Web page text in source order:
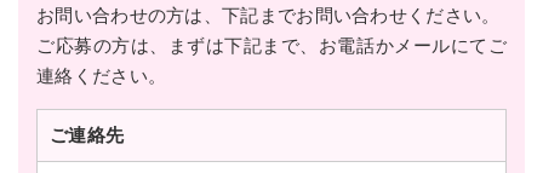
お問い合わせの方は、下記までお問い合わせください。
ご応募の方は、まずは下記まで、お電話かメールにてご
連絡ください。
ご連絡先